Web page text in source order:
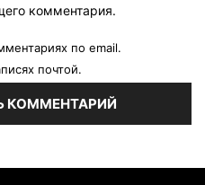
комментария.
по email.
почтой.